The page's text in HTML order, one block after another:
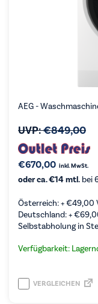
AEG -
UVP:€849,00
€670,00 inkl. MwSt.
oder ca. €14 mtl. bei
Österreich: +€49,00
Deutschland: +€
Selbstabholung in
Verfügbarkeit:
VERGLEICHEN